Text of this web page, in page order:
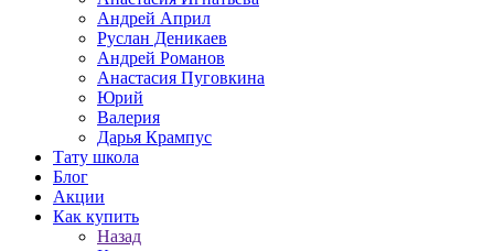
Андрей Април
Руслан Деникаев
Андрей Романов
Анастасия Пуговкина
Юрий
Валерия
Дарья Крампус
Тату школа
Блог
Акции
Как купить
Назад